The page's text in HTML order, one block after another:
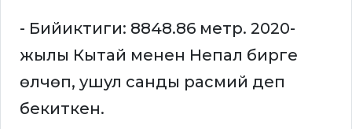
- Бийиктиги: 8848.86 метр. 2020-
жылы Кытай менен Непал бирге
өлчөп, ушул санды расмий деп
бекиткен.